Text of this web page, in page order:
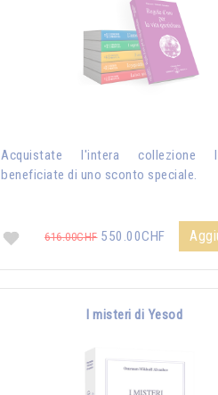
Acquistate l'intera collezione
beneficiate di uno sconto speciale.
616.00CHF550.00CHF
I misteri di Yesod